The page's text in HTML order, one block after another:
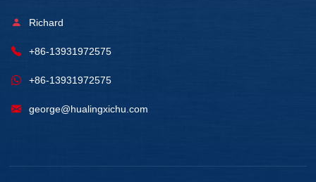
Richard
+86-13931972575
+86-13931972575
george@hualingxichu.com